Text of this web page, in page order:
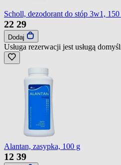
Scholl, dezodorant do stóp 3w1, 150
22 29
Dodaj
Usługa rezerwacji jest usługą
Alantan, zasypka, 100 g
12 39